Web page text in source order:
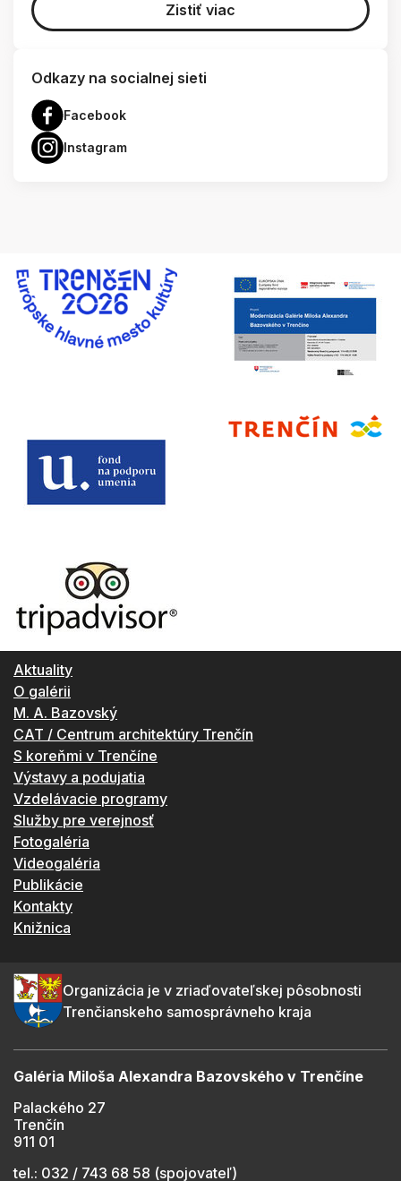
Zistiť viac
Odkazy na socialnej sieti
Facebook
Instagram
Aktuality
O galérii
M. A. Bazovský
CAT / Centrum architektúry Trenčín
S koreňmi v Trenčíne
Výstavy a podujatia
Vzdelávacie programy
Služby pre verejnosť
Fotogaléria
Videogaléria
Publikácie
Kontakty
Knižnica
Organizácia je v zriaďovateľskej pôsobnosti
Trenčianskeho samosprávneho kraja
Galéria Miloša Alexandra Bazovského v Trenčíne
Palackého 27
Trenčín
911 01
tel.: 032 / 743 68 58 (spojovateľ)